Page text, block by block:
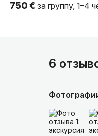
750 € за группу, 1–4
6